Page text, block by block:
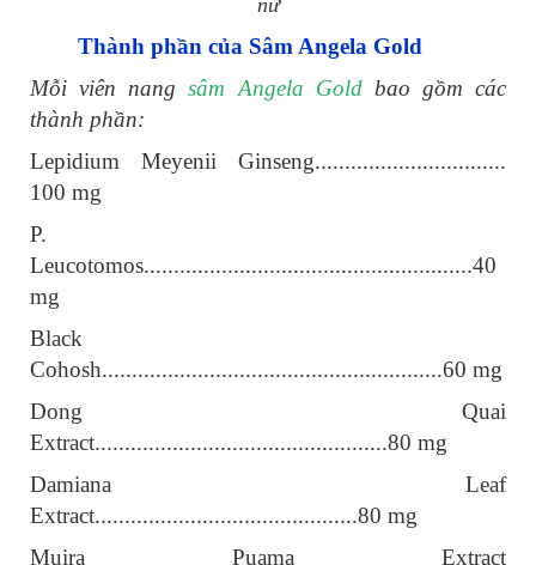
nữ
Thành phần của Sâm Angela Gold
Mỗi viên nangsâm Angela Goldbao gồm các
thành phần:
Lepidium Meyenii Ginseng................................
100 mg
P.
Leucotomos.......................................................40
mg
Black
Cohosh.........................................................60 mg
Dong Quai
Extract.................................................80 mg
Damiana Leaf
Extract............................................80 mg
Muira Puama Extract